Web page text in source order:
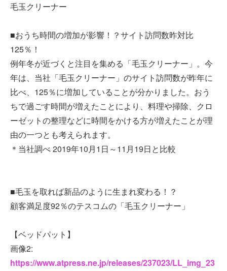
毛玉クリーナー
■おうち時間の増加が影響！？サイト訪問数昨対比
125％！
例年冬が近づくと注目を集める「毛玉クリーナー」。今
年は、当社「毛玉クリーナー」のサイト訪問数が昨年に
比べ、125％に増加していることが分かりました。おう
ちで過ごす時間が増えたことにより、料理や掃除、クロ
ーゼットの整理などに時間をかける方が増えたことが理
由の一つとも考えられます。
＊当社調べ 2019年10月1日～11月19日と比較
■毛玉を取れば新品のように生まれ変わる！？
顧客満足度92％のテスコムの「毛玉クリーナー」
【ベッドパット】
画像2:
https://www.atpress.ne.jp/releases/237023/LL_img_23